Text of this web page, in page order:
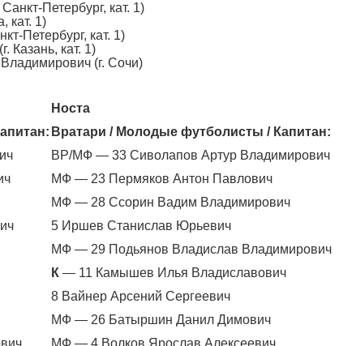
Петербург, кат. 1)
кат. 1)
Петербург, кат. 1)
Казань, кат. 1)
(г. Сочи)
Носта
Вратари / Молодые футболисты / Капитан:
ВР/МФ — 33 Сиволапов Артур Владимирович
МФ — 23 Пермяков Антон Павлович
МФ — 28 Ссорин Вадим Владимирович
5 Иршев Станислав Юрьевич
МФ — 29 Подьянов Владислав Владимирович
К — 11 Камышев Илья Владиславович
8 Вайнер Арсений Сергеевич
МФ — 26 Батыршин Данил Димович